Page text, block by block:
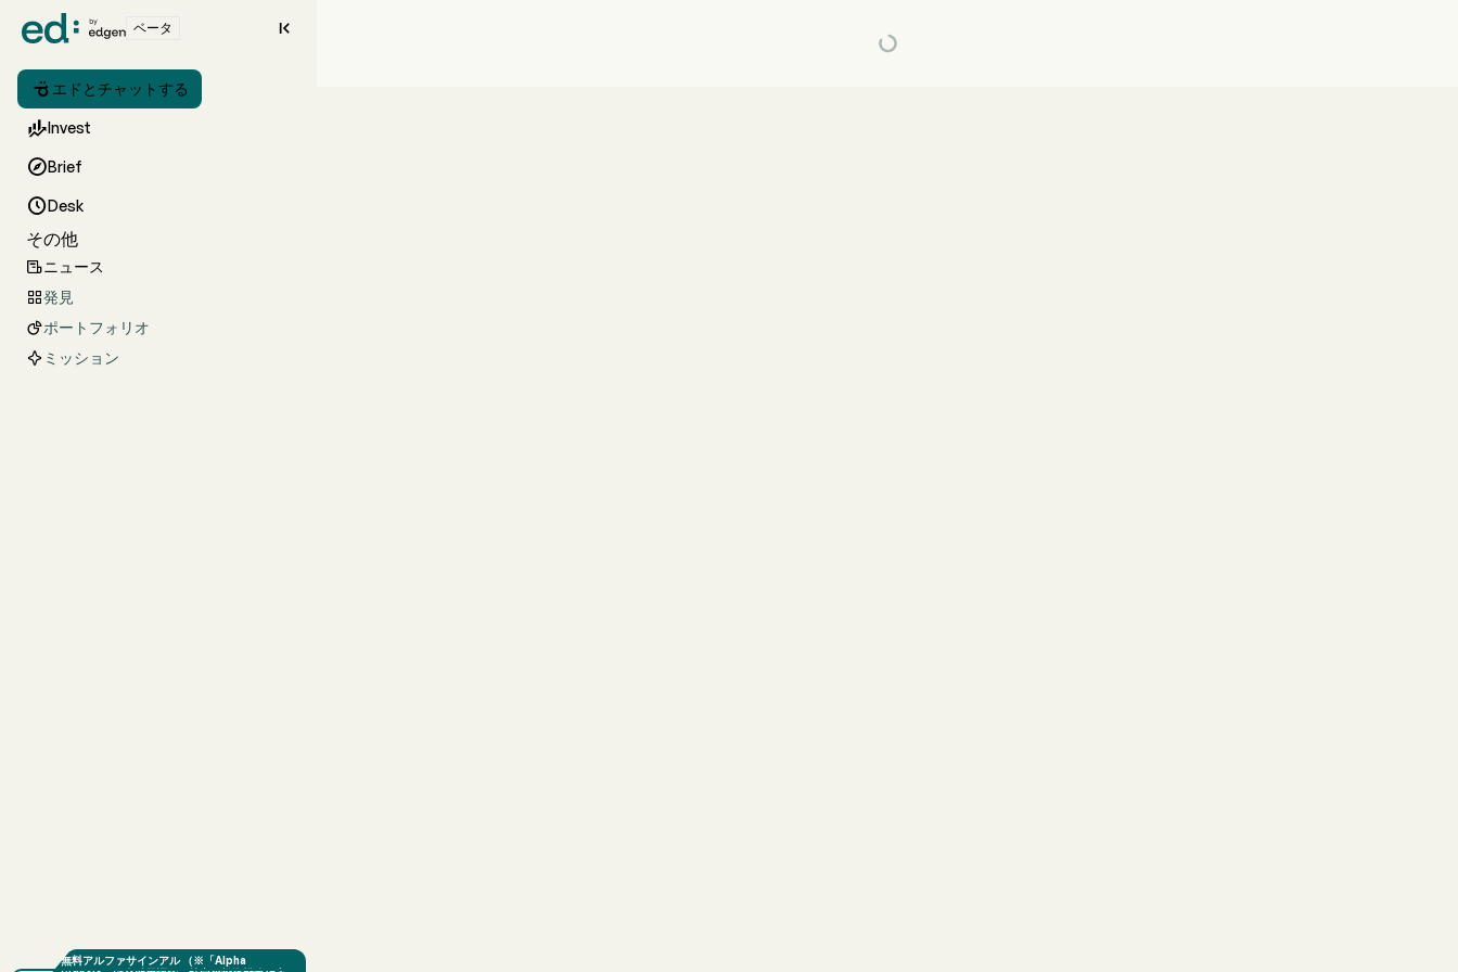
ベータ 
 エドとチャットする
Invest
Brief
Desk
その他
ニュース
発見
ポートフォリオ
ミッション